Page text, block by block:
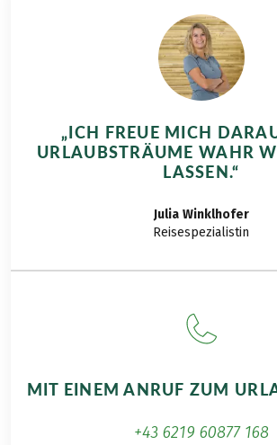
vielfältigen Angebot.
Dreiländereck am
meisten
den Weg gemacht.
gegessen und
„ICH FREUE MICH
URLAUBSTRÄUME WAHR
LASSEN.“
Julia Winklhofer
Reisespezialistin
MIT EINEM ANRUF ZUM
+43 6219 60877 168